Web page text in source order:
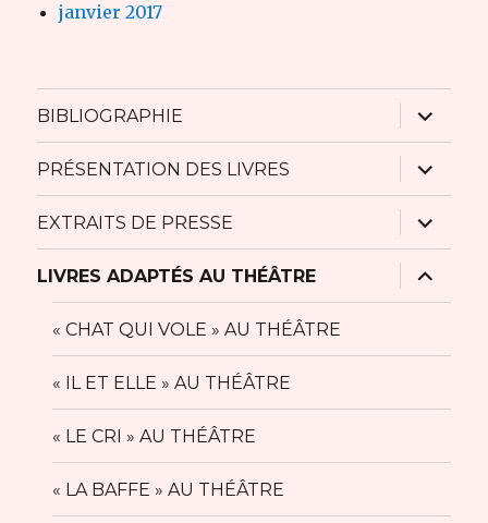
janvier 2017
BIBLIOGRAPHIE
ouvrir
le
sous-
menu
PRÉSENTATION DES LIVRES
ouvrir
le
sous-
menu
EXTRAITS DE PRESSE
ouvrir
le
sous-
menu
LIVRES ADAPTÉS AU THÉÂTRE
ouvrir
le
sous-
« CHAT QUI VOLE » AU THÉÂTRE
« IL ET ELLE » AU THÉÂTRE
« LE CRI » AU THÉÂTRE
« LA BAFFE » AU THÉÂTRE